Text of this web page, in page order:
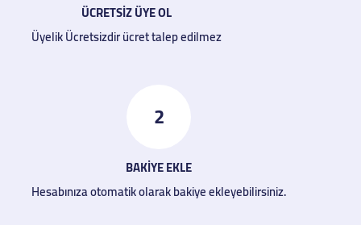
ÜCRETSİZ ÜYE OL
Üyelik Ücretsizdir ücret talep edilmez
2
BAKİYE EKLE
Hesabınıza otomatik olarak bakiye ekleyebilirsiniz.